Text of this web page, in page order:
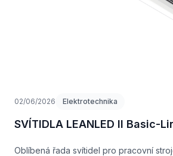
02/06/2026 Elektrotechnika
SVÍTIDLA LEANLED II Basic-
Oblíbená řada svítidel pro pracovní stroje